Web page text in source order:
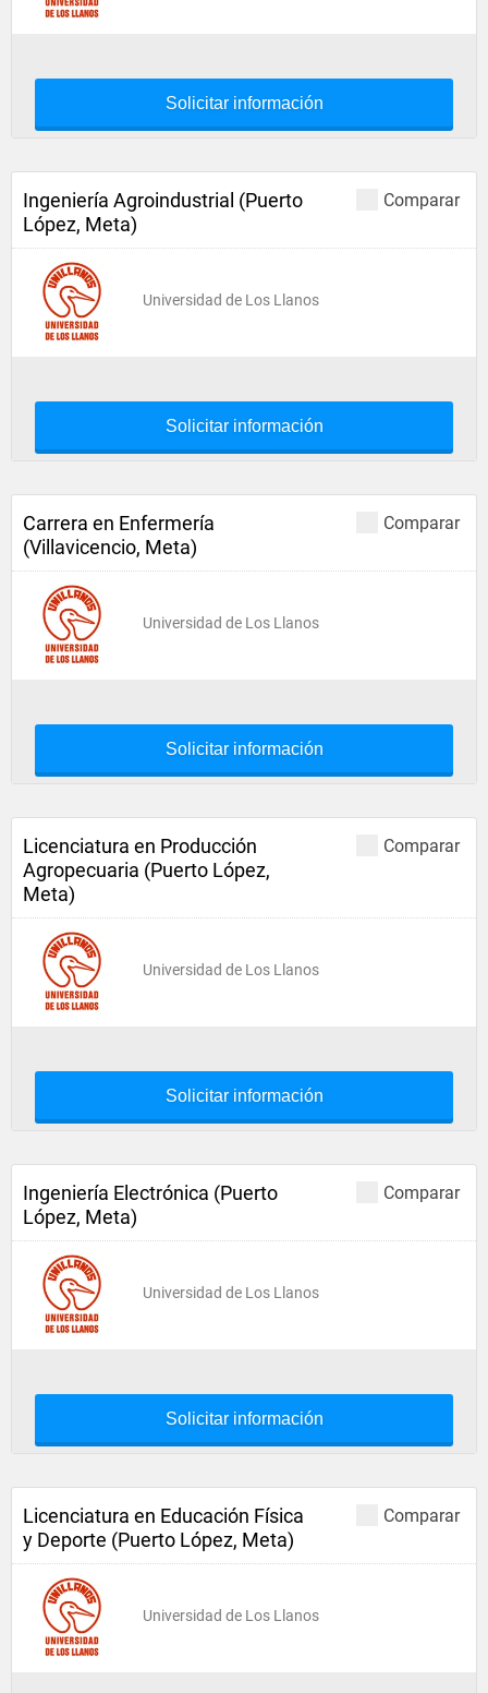
Solicitar información
Comparar
Ingeniería Agroindustrial (Puerto
López, Meta)
Universidad de Los Llanos
Solicitar información
Comparar
Carrera en Enfermería
(Villavicencio, Meta)
Universidad de Los Llanos
Solicitar información
Comparar
Licenciatura en Producción
Agropecuaria (Puerto López,
Meta)
Universidad de Los Llanos
Solicitar información
Comparar
Ingeniería Electrónica (Puerto
López, Meta)
Universidad de Los Llanos
Solicitar información
Comparar
Licenciatura en Educación Física
y Deporte (Puerto López, Meta)
Universidad de Los Llanos